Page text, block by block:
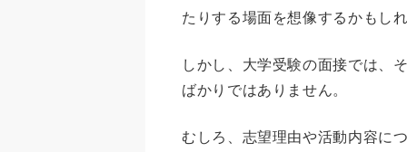
たりする場面を想像するかもし
しかし、大学受験の面接では、
ばかりではありません。
むしろ、志望理由や活動内容に